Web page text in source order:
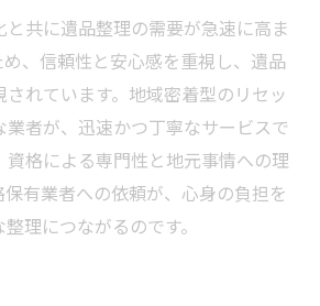
共に遺品整理の需要が急速に高ま
め、信頼性と安心感を重視し、遺品
れています。地域密着型のリセッ
業者が、迅速かつ丁寧なサービスで
格による専門性と地元事情への理
有業者への依頼が、心身の負担を
理につながるのです。